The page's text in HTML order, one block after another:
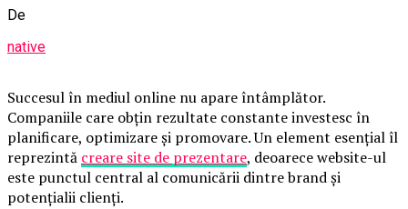
De
native
Succesul în mediul online nu apare întâmplător.
Companiile care obțin rezultate constante investesc în
planificare, optimizare și promovare. Un element esențial îl
reprezintă creare site de prezentare, deoarece website-ul
este punctul central al comunicării dintre brand și
potențialii clienți.